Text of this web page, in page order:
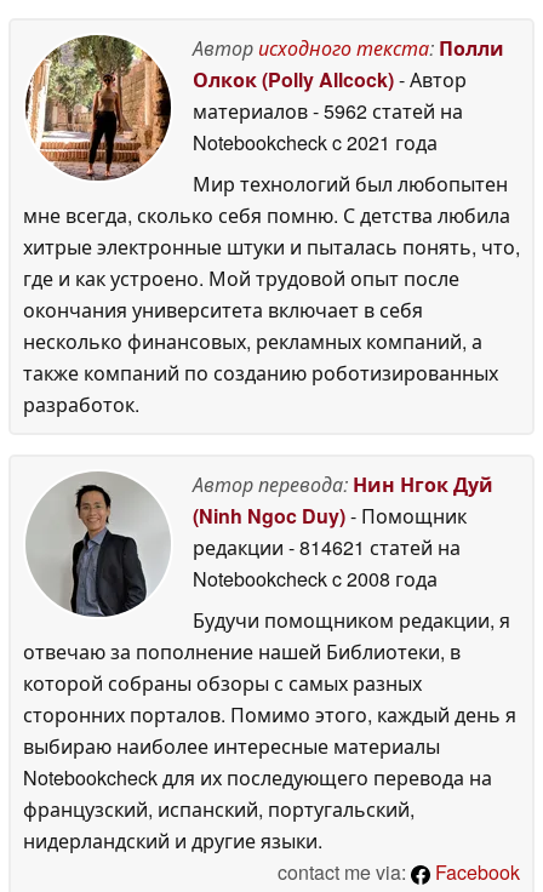
Авторисходного текста: Полли
Олкок (Polly Allcock)- Автор
материалов- 5962 статей на
Notebookcheckc 2021 года
Мир технологий был любопытен
мне всегда, сколько себя помню. С детства любила
хитрые электронные штуки и пыталась понять, что,
где и как устроено. Мой трудовой опыт после
окончания университета включает в себя
несколько финансовых, рекламных компаний, а
также компаний по созданию роботизированных
разработок.
Автор перевода: Нин Нгок Дуй
(Ninh Ngoc Duy)- Помощник
редакции - 814621 статей на
Notebookcheckc 2008 года
Будучи помощником редакции, я
отвечаю за пополнение нашей Библиотеки, в
которой собраны обзоры с самых разных
сторонних порталов. Помимо этого, каждый день я
выбираю наиболее интересные материалы
Notebookcheck для их последующего перевода на
французский, испанский, португальский,
нидерландский и другие языки.
contact me via:
Facebook